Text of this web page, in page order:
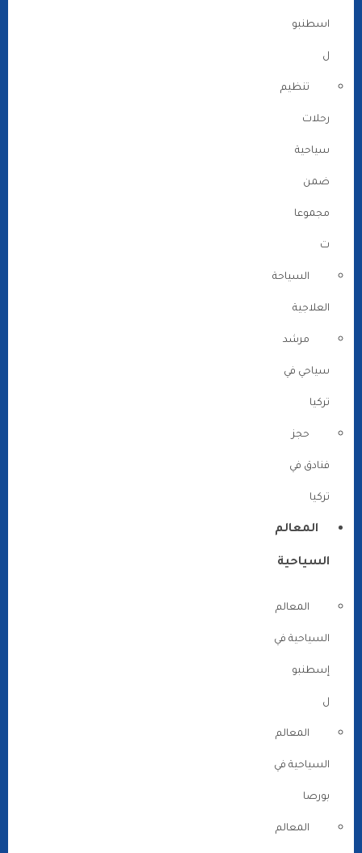
اسطنبو
ل
تنظيم
رحلات
سياحية
ضمن
مجموعا
ت
السياحة
العلاجية
مرشد
سياحي في
تركيا
حجز
فنادق في
تركيا
المعالم
السياحية
المعالم
السياحية في
إسطنبو
ل
المعالم
السياحية في
بورصا
المعالم